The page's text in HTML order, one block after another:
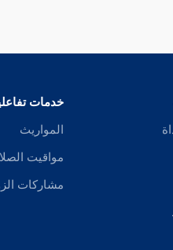
خدمات
المواريث
مواقيت
مشاركات